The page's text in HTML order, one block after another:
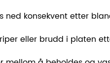
ned konsekvent etter
eller brudd i platen